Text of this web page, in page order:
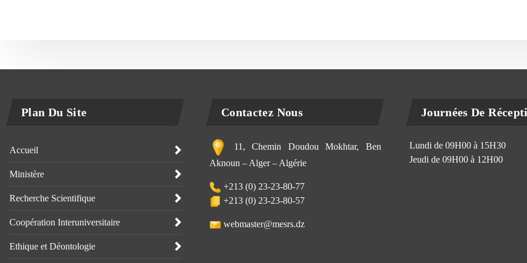
Plan Du Site
Accueil
Ministère
Recherche Scientifique
Coopération Interuniversitaire
Ethique et Déontologie
Contactez Nous
11, Chemin Doudou Mokhtar, Ben
Aknoun – Alger – Algérie
+213 (0) 23-23-80-77
+213 (0) 23-23-80-57
webmaster@mesrs.dz
Journées De
Lundi de 09H00 à 15H30
Jeudi de 09H00 à 12H00